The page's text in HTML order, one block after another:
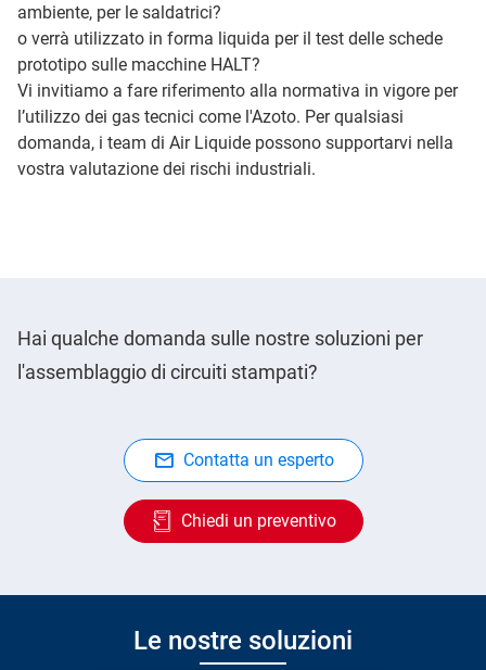
ambiente, per le saldatrici?
o verrà utilizzato in forma liquida per il test delle schede
prototipo sulle macchine HALT?
Vi invitiamo a fare riferimento alla normativa in vigore per
l’utilizzo dei gas tecnici come l'Azoto. Per qualsiasi
domanda, i team di Air Liquide possono supportarvi nella
vostra valutazione dei rischi industriali.
Hai qualche domanda sulle nostre soluzioni per
l'assemblaggio di circuiti stampati?
Contatta un esperto
Chiedi un preventivo
Le nostre soluzioni